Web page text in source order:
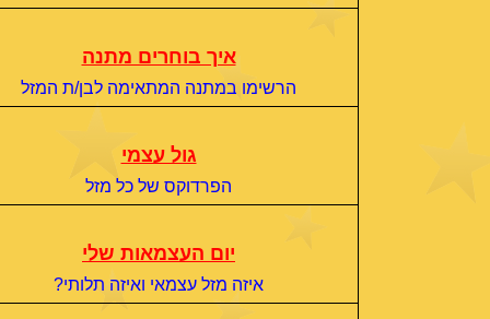
איך בוחרים מתנה
הרשימו במתנה המתאימה לבן/ת המזל
גול עצמי
הפרדוקס של כל מזל
יום העצמאות שלי
איזה מזל עצמאי ואיזה תלותי?